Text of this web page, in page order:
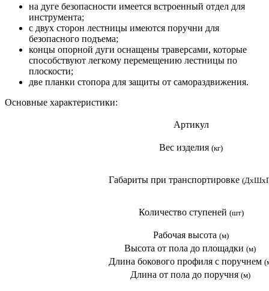
на дуге безопасности имеется встроенный отдел для
инструмента;
с двух сторон лестницы имеются поручни для
безопасного подъема;
концы опорной дуги оснащены траверсами, которые
способствуют легкому перемещению лестницы по
плоскости;
две планки стопора для защиты от самораздвижения.
Основные характеристики:
Артикул
Вес изделия (кг)
Габариты при транспортировке
Количество ступеней (шт)
Рабочая высота (м)
Высота от пола до площадки (м)
Длина бокового профиля с поручнем
Длина от пола до поручня (м)